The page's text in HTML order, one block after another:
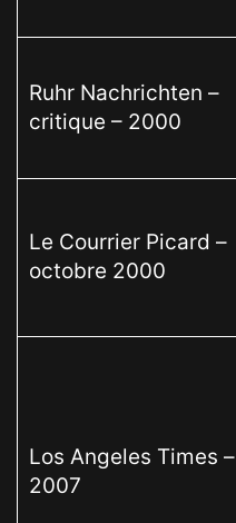
Ruhr Nachrichten –
critique – 2000
Le Courrier Picard –
octobre 2000
Los Angeles Times –
2007